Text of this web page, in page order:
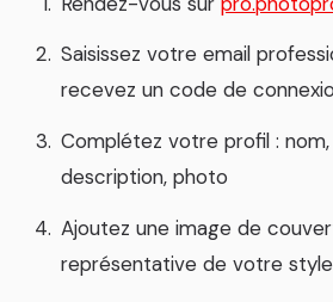
Saisissez votre email
recevez un code de
Complétez votre profil :
description, photo
Ajoutez une image de
représentative de votre style